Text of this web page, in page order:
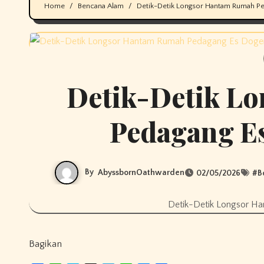
Home Bencana Alam Detik-Detik Longsor Hantam Rumah
Detik-Detik
Pedagang
By AbyssbornOathwarden 02/05/2026 #
Detik-Detik Longsor
Bagikan